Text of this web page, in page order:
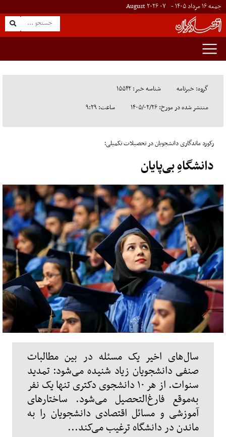
جمعه ۱۶ مرداد ۱۴۰۵ - ۰۷۲۰۲۶
گروه: خبرنامه
شناسه خبر: ۱۵۵۴۲
منتشر شده در مورخ: ۱۴۰۵/۰۲/۲۶
ساعت: ۹:۲۹
رکورد ماندگاری دانشجویان در تحصیلات تکمیلی؛
دانشگاهِ بی‌پایان
سال‌های اخیر یک مسئله در بین مطالبات
صنفی دانشجویان زیاد شنیده می‌شود: تمدید
سنوات. از هر ۱۰ دانشجوی دکتری تنها یک نفر
به‌موقع فارغ‌التحصیل می‌شود. ساختارهای
آموزشی و مسائل اقتصادی دانشجویان را به
ماندن در دانشگاه ترغیب می‌کند...